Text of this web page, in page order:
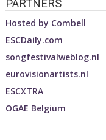
PARTNERS
Hosted by Combell
ESCDaily.com
songfestivalweblog.nl
eurovisionartists.nl
ESCXTRA
OGAE Belgium